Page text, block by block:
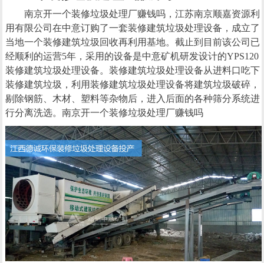
南京开一个装修垃圾处理厂赚钱吗，江苏南京顺嘉资源利
用有限公司在中意订购了一套装修建筑垃圾处理设备，成立了
当地一个装修建筑垃圾回收再利用基地。截止到目前该公司已
经顺利的运营5年，采用的设备是中意矿机研发设计的YPS120
装修建筑垃圾处理设备。装修建筑垃圾处理设备从进料口吃下
装修建筑垃圾，利用装修建筑垃圾处理设备将建筑垃圾破碎，
剔除钢筋、木材、塑料等杂物后，进入后面的各种筛分系统进
行分离洗选。南京开一个装修垃圾处理厂赚钱吗